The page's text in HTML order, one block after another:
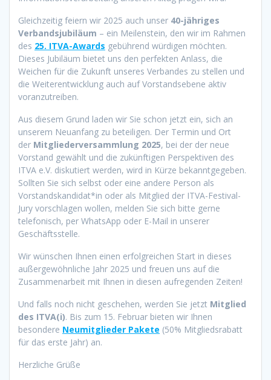
Gleichzeitig feiern wir 2025 auch unser 40-jähriges
Verbandsjubiläum – ein Meilenstein, den wir im Rahmen
des 25. ITVA-Awards gebührend würdigen möchten.
Dieses Jubiläum bietet uns den perfekten Anlass, die
Weichen für die Zukunft unseres Verbandes zu stellen und
die Weiterentwicklung auch auf Vorstandsebene aktiv
voranzutreiben.
Aus diesem Grund laden wir Sie schon jetzt ein, sich an
unserem Neuanfang zu beteiligen. Der Termin und Ort
der Mitgliederversammlung 2025, bei der der neue
Vorstand gewählt und die zukünftigen Perspektiven des
ITVA e.V. diskutiert werden, wird in Kürze bekanntgegeben.
Sollten Sie sich selbst oder eine andere Person als
Vorstandskandidat*in oder als Mitglied der ITVA-Festival-
Jury vorschlagen wollen, melden Sie sich bitte gerne
telefonisch, per WhatsApp oder E-Mail in unserer
Geschäftsstelle.
Wir wünschen Ihnen einen erfolgreichen Start in dieses
außergewöhnliche Jahr 2025 und freuen uns auf die
Zusammenarbeit mit Ihnen in diesen aufregenden Zeiten!
Und falls noch nicht geschehen, werden Sie jetzt Mitglied
des ITVA(i). Bis zum 15. Februar bieten wir Ihnen
besondere Neumitglieder Pakete (50% Mitgliedsrabatt
für das erste Jahr) an.
Herzliche Grüße